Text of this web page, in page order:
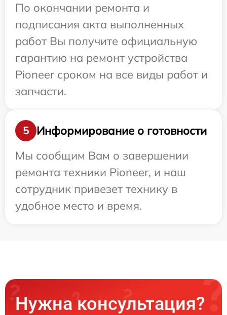
По окончании ремонта и
подписания акта выполненных
работ Вы получите официальную
гарантию на ремонт устройства
Pioneer сроком на все виды работ и
запчасти.
5
Информирование о готовности
Мы сообщим Вам о завершении
ремонта техники Pioneer, и наш
сотрудник привезет технику в
удобное место и время.
Нужна консультация?